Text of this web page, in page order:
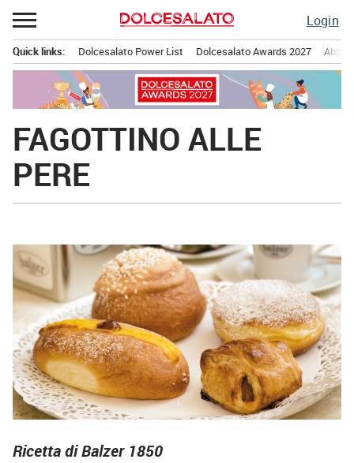
Passa
al
contenuto
Login
principale
Quick links: Dolcesalato Power List Dolcesalato Awards 2027
FAGOTTINO ALLE
PERE
Ricetta di Balzer 1850